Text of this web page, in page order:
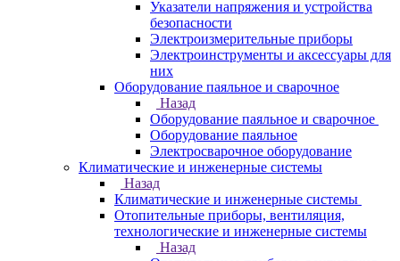
Указатели напряжения и устройства
безопасности
Электроизмерительные приборы
Электроинструменты и аксессуары для
них
Оборудование паяльное и сварочное
Назад
Оборудование паяльное и сварочное
Оборудование паяльное
Электросварочное оборудование
Климатические и инженерные системы
Назад
Климатические и инженерные системы
Отопительные приборы, вентиляция,
технологические и инженерные системы
Назад